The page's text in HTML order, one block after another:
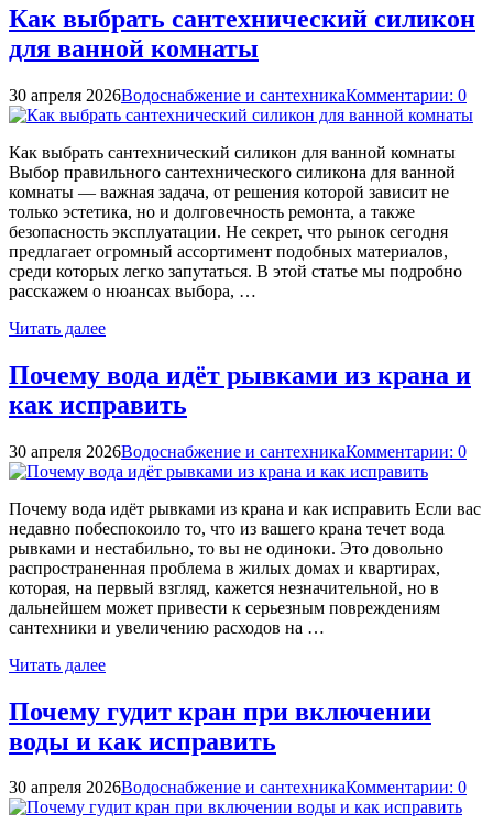
Как выбрать сантехнический силикон
для ванной комнаты
30 апреля 2026Водоснабжение и сантехникаКомментарии: 0
Как выбрать сантехнический силикон для ванной комнаты
Выбор правильного сантехнического силикона для ванной
комнаты — важная задача, от решения которой зависит не
только эстетика, но и долговечность ремонта, а также
безопасность эксплуатации. Не секрет, что рынок сегодня
предлагает огромный ассортимент подобных материалов,
среди которых легко запутаться. В этой статье мы подробно
расскажем о нюансах выбора, …
Читать далее
Почему вода идёт рывками из крана и
как исправить
30 апреля 2026Водоснабжение и сантехникаКомментарии: 0
Почему вода идёт рывками из крана и как исправить Если вас
недавно побеспокоило то, что из вашего крана течет вода
рывками и нестабильно, то вы не одиноки. Это довольно
распространенная проблема в жилых домах и квартирах,
которая, на первый взгляд, кажется незначительной, но в
дальнейшем может привести к серьезным повреждениям
сантехники и увеличению расходов на …
Читать далее
Почему гудит кран при включении
воды и как исправить
30 апреля 2026Водоснабжение и сантехникаКомментарии: 0